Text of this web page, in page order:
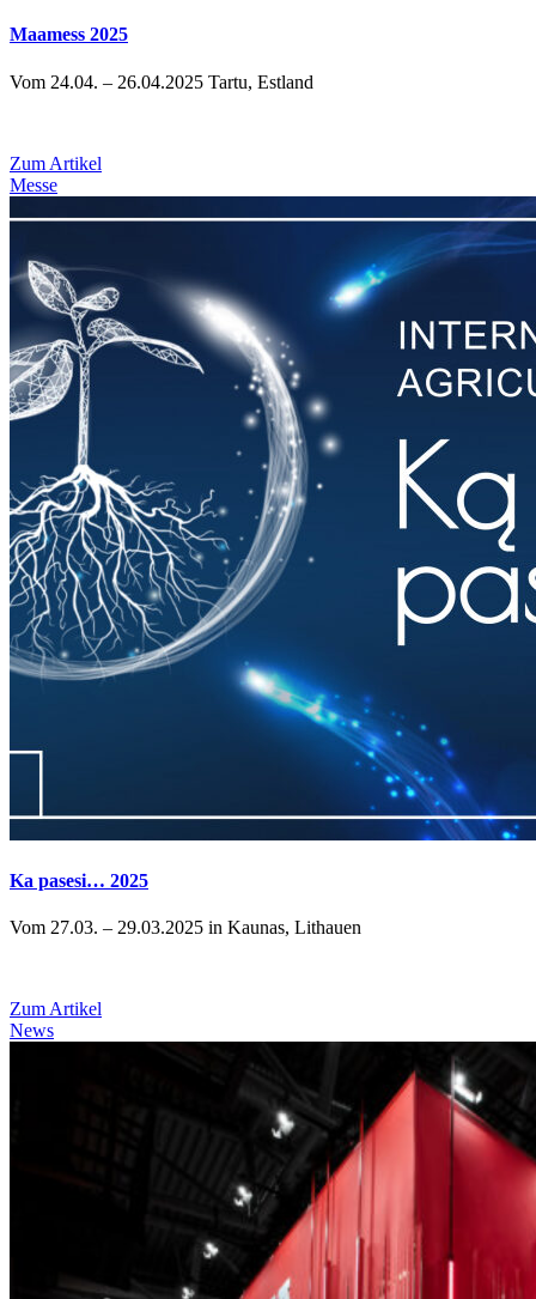
Maamess 2025
Vom 24.04. – 26.04.2025 Tartu, Estland
Zum Artikel
Messe
Ka pasesi… 2025
Vom 27.03. – 29.03.2025 in Kaunas, Lithauen
Zum Artikel
News